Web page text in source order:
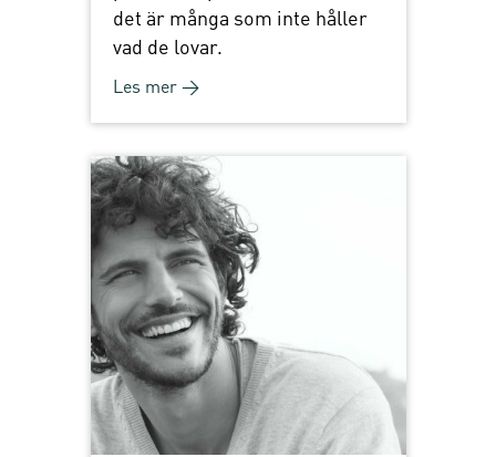
det är många som inte håller
vad de lovar.
Les mer →